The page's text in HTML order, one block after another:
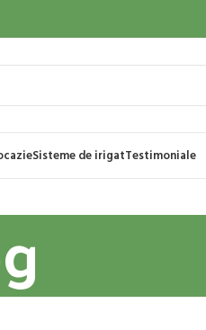
Sisteme de irigatTestimoniale